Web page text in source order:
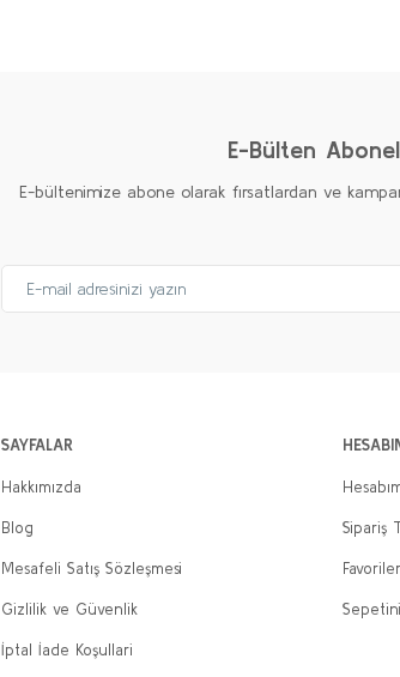
E-Bülten
E-bültenimize abone olarak fırsatlardan ve
SAYFALAR
Hakkımızda
Blog
Mesafeli Satış Sözleşmesi
Gizlilik ve Güvenlik
İptal İade Koşullari
Sipariş